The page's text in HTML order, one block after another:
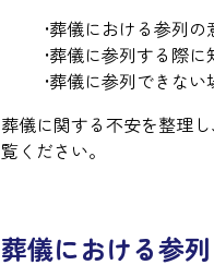
•葬儀における参列
•葬儀に参列する際
•葬儀に参列できな
葬儀に関する不安を整理
覧ください。
葬儀における参